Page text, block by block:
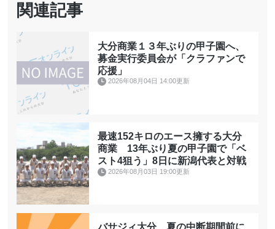
関連記事
大分商業１３年ぶりの甲子園へ、
募金実行委員会が「クラファンで
応援」
2026年08月04日 14:00更新
最速152キロのエース擁する大分
商業 13年ぶり夏の甲子園で「ベ
スト4狙う」8日に新潟代表と対戦
2026年08月03日 19:00更新